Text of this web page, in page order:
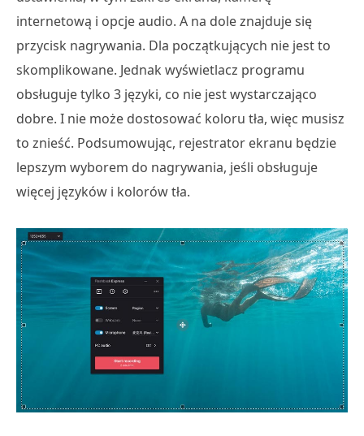
internetową i opcje audio. A na dole znajduje się
przycisk nagrywania. Dla początkujących nie jest to
skomplikowane. Jednak wyświetlacz programu
obsługuje tylko 3 języki, co nie jest wystarczająco
dobre. I nie może dostosować koloru tła, więc musisz
to znieść. Podsumowując, rejestrator ekranu będzie
lepszym wyborem do nagrywania, jeśli obsługuje
więcej języków i kolorów tła.